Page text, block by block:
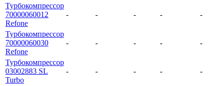
Турбокомпрессор
70000060012
Refone
- - - - -
Турбокомпрессор
70000060030
Refone
- - - - -
Турбокомпрессор
03002883 SL
Turbo
- - - - -